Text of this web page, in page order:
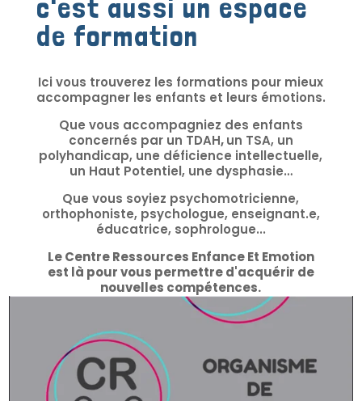
c'est aussi un espace
de formation
Ici vous trouverez les formations pour mieux
accompagner les enfants et leurs émotions.
Que vous accompagniez des enfants
concernés par un TDAH,un TSA, un
polyhandicap, une déficience intellectuelle,
un Haut Potentiel, une dysphasie…
Que vous soyiez psychomotricienne,
orthophoniste, psychologue, enseignant.e,
éducatrice, sophrologue...
Le Centre Ressources Enfance Et Emotion
est là pour vous permettre d'acquérir de
nouvelles compétences.